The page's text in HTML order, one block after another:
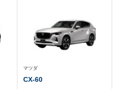
マツダ
CX-60